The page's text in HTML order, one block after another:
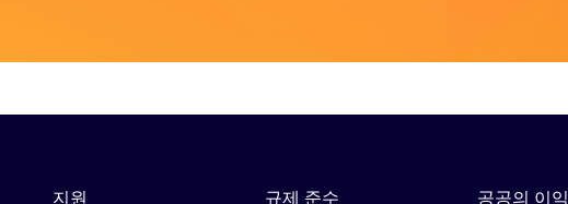
지원 규제 준수 공공의 이익